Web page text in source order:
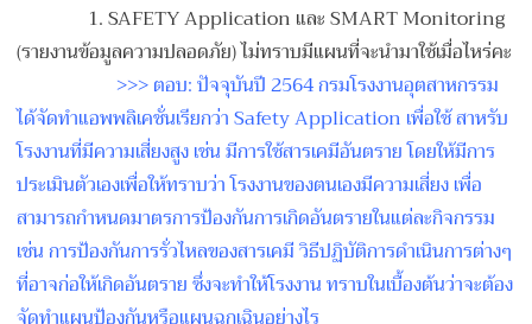
1. SAFETY Application และ SMART Monitoring
(รายงานข้อมูลความปลอดภัย) ไม่ทราบมีแผนที่จะนำมาใช้เมื่อไหร่คะ
>>> ตอบ: ปัจจุบันปี 2564 กรมโรงงานอุตสาหกรรม
ได้จัดทำแอพพลิเคชั่นเรียกว่า Safety Application เพื่อใช้ สาหรับ
โรงงานที่มีความเสี่ยงสูง เช่น มีการใช้สารเคมีอันตราย โดยให้มีการ
ประเมินตัวเองเพื่อให้ทราบว่า โรงงานของตนเองมีความเสี่ยงเพื่อ
สามารถกำหนดมาตรการป้องกันการเกิดอันตรายในแต่ละกิจกรรม
เช่น การป้องกันการรั่วไหลของสารเคมี วิธีปฏิบัติการดำเนินการต่างๆ
ที่อาจก่อให้เกิดอันตราย ซึ่งจะทำให้โรงงาน ทราบในเบื้องต้นว่าจะต้อง